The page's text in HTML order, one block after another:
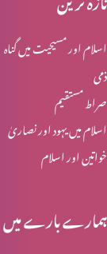
اخلاقی
اسلام اور مسیحیت میں گناہ
ذمی
صراط مستقیم
اسلام میں یہود اور نصاریٰ
خواتین اور اسلام
ہمارے بارے میں